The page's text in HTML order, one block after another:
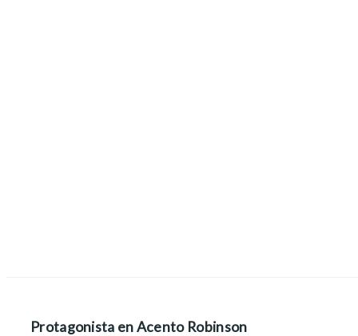
Protagonista en Acento Robinson